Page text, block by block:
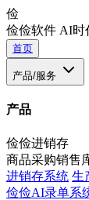
俭
俭俭软件 AI时
首页
产品/服务
产品
俭俭进销存
商品采购销售
进销存系统 生
俭俭AI录单系